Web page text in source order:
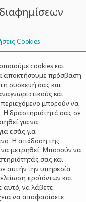
ΣΥΜΒΟΥΛΟΙ
Cookies
cookies και
αποκτήσουμε πρόσβαση
συσκευή σας και
και
μπορούν να
δραστηριότητά σας σε
για να
εσάς για
Η απόδοση της
να μετρηθεί. Μπορούν να
σας και
αυτήν την υπηρεσία
προϊόντων και
να λάβετε
να αποφασίσετε.